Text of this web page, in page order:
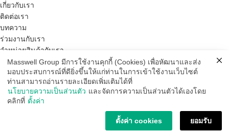
เกี่ยวกับเรา
ติดต่อเรา
บทความ
ร่วมงานกับเรา
จำหน่ายสินค้ากับเรา
คำถามที่พบบ่อย
สินค้าของเรา
Masswell Group มีการใช้งานคุกกี้ (Cookies) เพื่อหัฒนาและส่ง
มอบประสบการณ์ที่ดียิ่งขึ้นให้แก่ท่านในการเข้าใช้งานเว็บไซต์
ท่านสามารถอ่านรายละเอียดเพิ่มเติมได้ที่
นโยบายความเป็นส่วนตัว และจัดการความเป็นส่วนตัวได้เองโดย
คลิกที่ ตั้งค่า
ตั้งค่า cookies ยอมรับ